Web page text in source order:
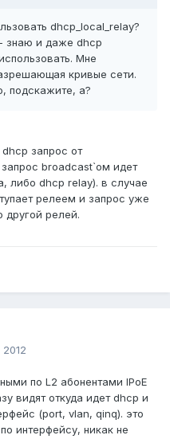
dhcp_local_relay?
знаю и даже dhcp
Мне
кривые сети.
подскажите, а?
запрос от
broadcast`ом идет
либо dhcp relay). в случае
релеем и запрос уже
другой релей.
по L2 абонентами IPoE
видят откуда идет dhcp и
(port, vlan, qinq). это
интерфейсу, никак не